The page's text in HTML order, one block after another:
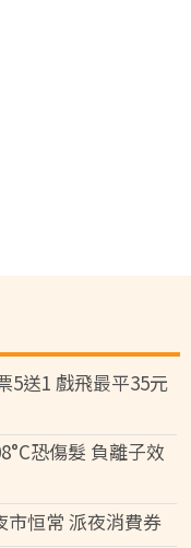
5送1 戲飛最平35元
恐傷髮 負離子效
市恒常 派夜消費券